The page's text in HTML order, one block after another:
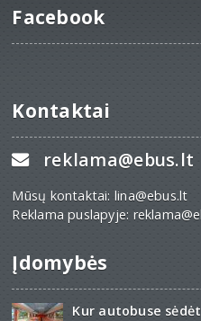
Facebook
Kontaktai
reklama@ebus.lt
Mūsų kontaktai: lina@ebus.lt
Reklama puslapyje:
Įdomybės
Kur autobuse